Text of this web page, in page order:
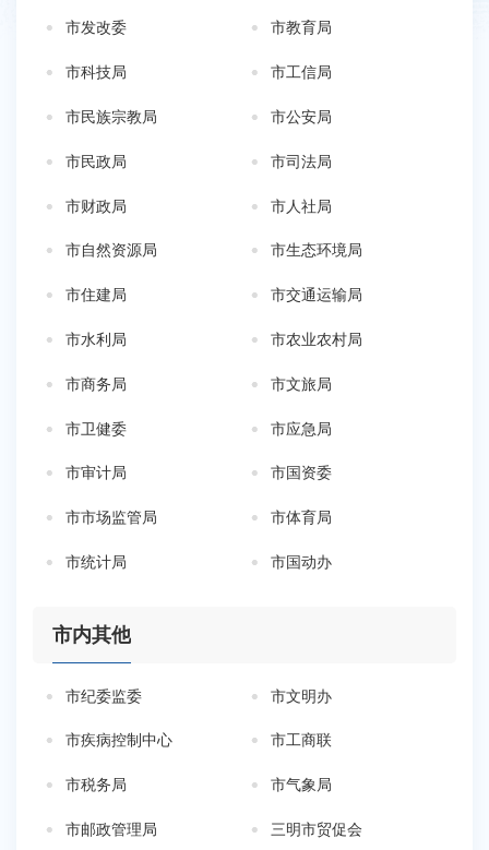
市发改委 市教育局
市科技局 市工信局
市民族宗教局 市公安局
市民政局 市司法局
市财政局 市人社局
市自然资源局 市生态环境局
市住建局 市交通运输局
市水利局 市农业农村局
市商务局 市文旅局
市卫健委 市应急局
市审计局 市国资委
市市场监管局 市体育局
市统计局 市国动办
市内其他
市纪委监委 市文明办
市疾病控制中心 市工商联
市税务局 市气象局
市邮政管理局 三明市贸促会